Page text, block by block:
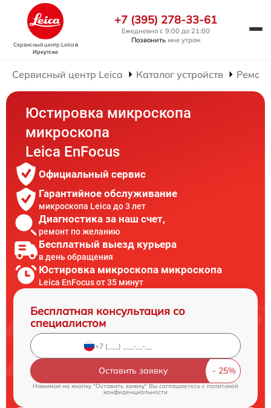
Сервисный центр Leicaв
Иркутске
+7 (395) 278-33-61
Ежедневно с 9:00 до 21:00
Позвонить мне утром
Сервисный центр Leica Каталог устройств
Юстировка микроскопа
микроскопа
Leica EnFocus
Официальный сервис
Гарантийное обслуживание
микроскопа Leica до 3 лет
Диагностика за наш счет,
ремонт по желанию
Бесплатный выезд курьера
в день обращения
Юстировка микроскопа микроскопа
Leica EnFocus от 35 минут
Бесплатная консультация со
специалистом
Оставить заявку
Нажимая на кнопку "Оставить заявку" Вы соглашаетесь cполитикой
конфиденциальности